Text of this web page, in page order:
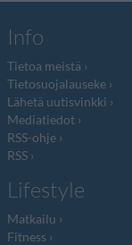
Info
Tietoa meistä
Tietosuojalauseke
Lähetä uutisvinkki
Mediatiedot
RSS-ohje
RSS
Lifestyle
Matkailu
Fitness